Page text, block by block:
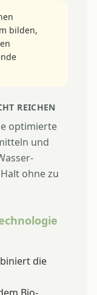
bilden,
REICHEN
optimierte
und
ohne zu
die